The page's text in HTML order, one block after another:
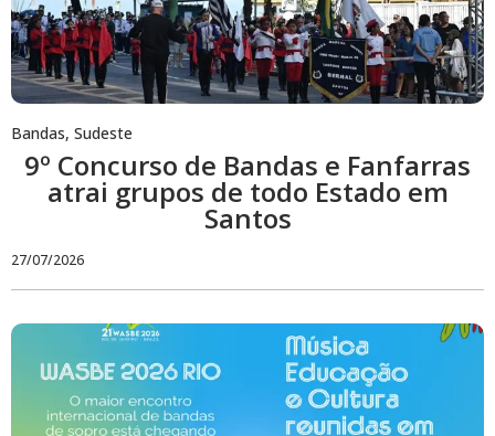
Bandas, Sudeste
9º Concurso de Bandas e Fanfarras
atrai grupos de todo Estado em
Santos
27/07/2026